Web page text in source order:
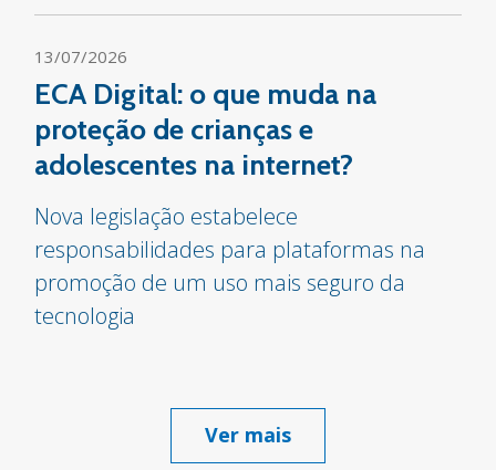
13/07/2026
ECA Digital: o que muda na
proteção de crianças e
adolescentes na internet?
Nova legislação estabelece
responsabilidades para plataformas na
promoção de um uso mais seguro da
tecnologia
Ver mais